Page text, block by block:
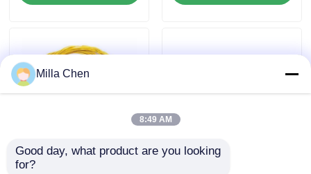
मामलों
एक उद्धरण का अनुरोध करें
फाइबर ऑप्टिक टर्मिनेशन बॉक्स
नेटवर्क समाधान ऑप्टिकल
Milla Chen
8:49 AM
Good day, what product are you looking
for?